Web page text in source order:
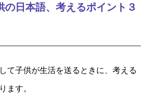
の日本語、考えるポイント３
て子供が生活を送るときに、考える
ます。